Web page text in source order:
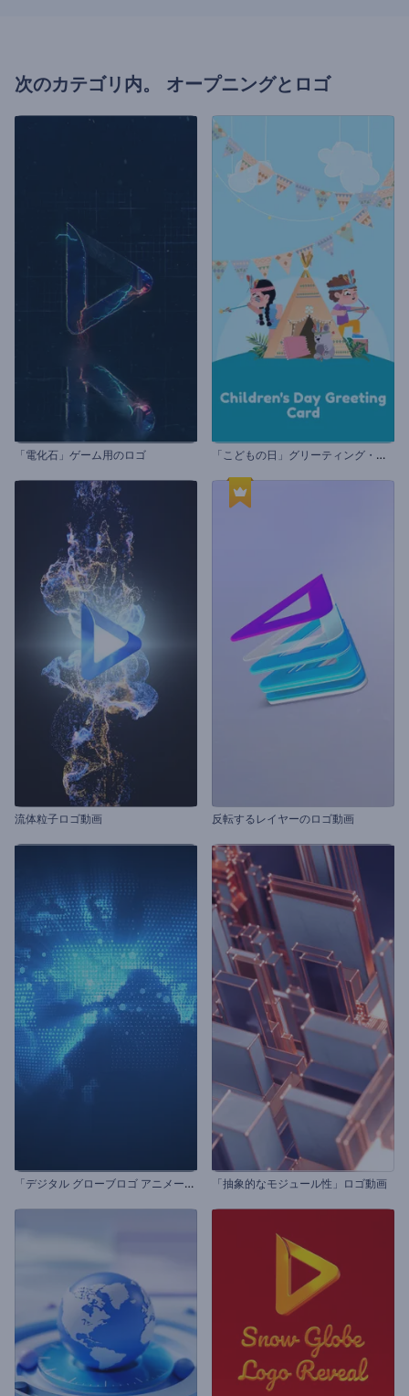
次のカテゴリ内。 オープニングとロゴ
「電化石」ゲーム用のロゴ 「
こどもの日」グリーティング・カード
流体粒子ロゴ動画 反転するレイヤーのロゴ動画
「
デジタル グローブロゴ アニメーション」 「抽象的なモジュール性」ロゴ動画